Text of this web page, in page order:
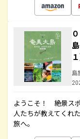
島
ようこそ！ 絶景ス
人たちが教えてくれ
旅へ。